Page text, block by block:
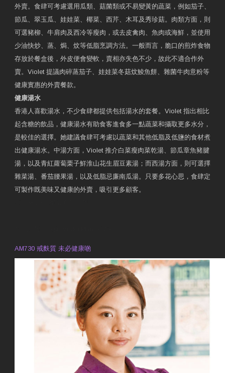
外賣。食肆可考慮選用瓜類、菇菌類或不易變黃的蔬菜，例如茄子、
節瓜、翠玉瓜、娃娃菜、椰菜、西芹、木耳及秀珍菇。肉類方面，則
可選豬柳、牛肩肉及西冷等瘦肉，或去皮禽肉、魚肉或海鮮，並使用
少油快炒、蒸、焗、炆等低脂烹調方法。一般而言，脆口的煎炸食物
存放於餐盒後，外皮便會變軟，賣相亦失色不少，故此不適合作外
賣。Violet 提議肉碎蒸茄子、娃娃菜冬菇炆鯪魚餅、雜菌牛肉意粉等
健康實惠的外賣餐款。
健康湯水
香港人喜歡湯水，不少食肆都提供包括湯水的套餐。Violet 指出相比
起含糖的飲品，健康湯水有助食客進食多一點蔬菜和攝取更多水分，
是較佳的選擇。她建議食肆可考慮以蔬菜和其他低脂及低鹽的食材煮
出健康湯水。中湯方面，Violet 推介白菜瘦肉菜乾湯、節瓜章魚豬腱
湯，以及青紅蘿蔔栗子鮮淮山花生眉豆素湯；而西湯方面，則可選擇
雜菜湯、番茄腰果湯，以及低脂忌廉南瓜湯。只要多花心思，食肆定
可製作既美味又健康的外賣，吸引更多顧客。
AM730 戒麩質 未必健康啲